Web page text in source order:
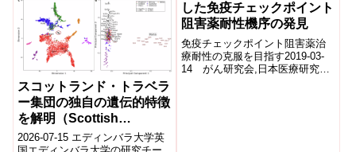
スコットランド・トラベラ
ー集団の独自の遺伝的特徴
を解明（Scottish
Traveller study uncovers
2026-07-15 エディンバラ大学英
した免疫チェックポイント
阻害薬耐性機序の発見
免疫チェックポイント阻害薬治
療耐性の克服を目指す2019-03-
14 がん研究会,日本医療研究開